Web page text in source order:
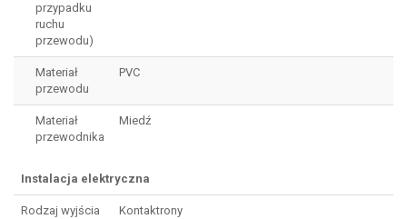
przypadku
ruchu
przewodu)
Materiał
przewodu
PVC
Materiał
przewodnika
Miedź
Instalacja elektryczna
Rodzaj wyjścia Kontaktrony